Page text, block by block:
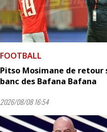
FOOTBALL
Pitso Mosimane de retour
banc des Bafana Bafana
2026/08/08 16:54